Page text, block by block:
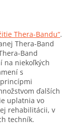
Thera-Bandu“.
Thera-Band
Band
na niekoľkých
s
ďalších
uplatnia vo
rehabilitácii, v
techník.